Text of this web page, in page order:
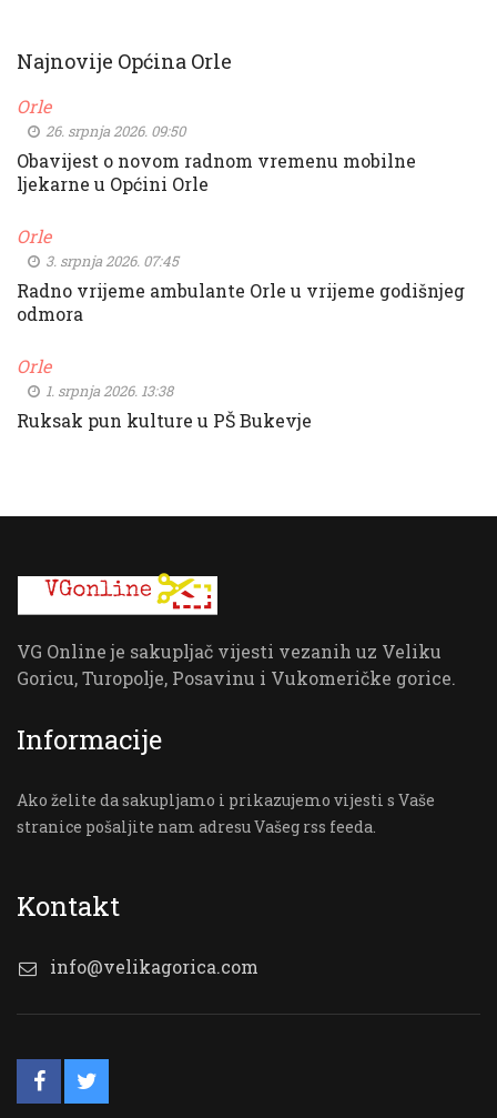
Najnovije Općina Orle
Orle
26. srpnja 2026. 09:50
Obavijest o novom radnom vremenu mobilne
ljekarne u Općini Orle
Orle
3. srpnja 2026. 07:45
Radno vrijeme ambulante Orle u vrijeme godišnjeg
odmora
Orle
1. srpnja 2026. 13:38
Ruksak pun kulture u PŠ Bukevje
VG Online je sakupljač vijesti vezanih uz Veliku
Goricu, Turopolje, Posavinu i Vukomeričke gorice.
Informacije
Ako želite da sakupljamo i prikazujemo vijesti s Vaše
stranice pošaljite nam adresu Vašeg rss feeda.
Kontakt
info@velikagorica.com